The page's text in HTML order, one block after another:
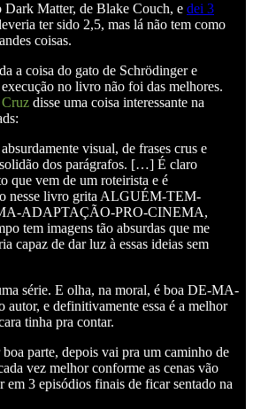
Matter, de Blake Couch, e dei 3
ter sido 2,5, mas lá não tem como
coisas.
a coisa do gato de Schrödinger e
no livro não foi das melhores.
disse uma coisa interessante na
visual, de frases crus e
dos parágrafos. […] É claro
que vem de um roteirista e é
nesse livro grita ALGUÉM-TEM-
ADAPTAÇÃO-PRO-CINEMA,
tem imagens tão absurdas que me
capaz de dar luz à essas ideias sem
série. E olha, na moral, é boa DE-MA-
e definitivamente essa é a melhor
tinha pra contar.
parte, depois vai pra um caminho de
vez melhor conforme as cenas vão
3 episódios finais de ficar sentado na